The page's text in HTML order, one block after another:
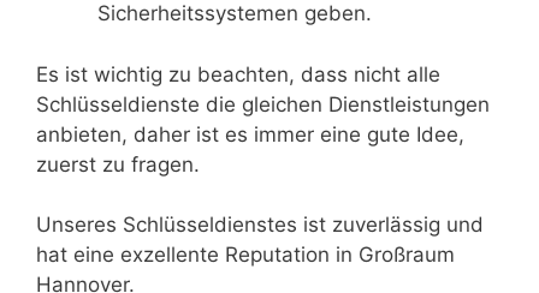
Sicherheitssystemen geben.
Es ist wichtig zu beachten, dass nicht alle
Schlüsseldienste die gleichen Dienstleistungen
anbieten, daher ist es immer eine gute Idee,
zuerst zu fragen.
Unseres Schlüsseldienstes ist zuverlässig und
hat eine exzellente Reputation in Großraum
Hannover.